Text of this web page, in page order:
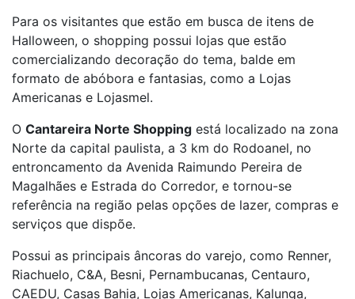
Para os visitantes que estão em busca de itens de
Halloween, o shopping possui lojas que estão
comercializando decoração do tema, balde em
formato de abóbora e fantasias, como a Lojas
Americanas e Lojasmel.
O Cantareira Norte Shopping está localizado na zona
Norte da capital paulista, a 3 km do Rodoanel, no
entroncamento da Avenida Raimundo Pereira de
Magalhães e Estrada do Corredor, e tornou-se
referência na região pelas opções de lazer, compras e
serviços que dispõe.
Possui as principais âncoras do varejo, como Renner,
Riachuelo, C&A, Besni, Pernambucanas, Centauro,
CAEDU, Casas Bahia, Lojas Americanas, Kalunga,